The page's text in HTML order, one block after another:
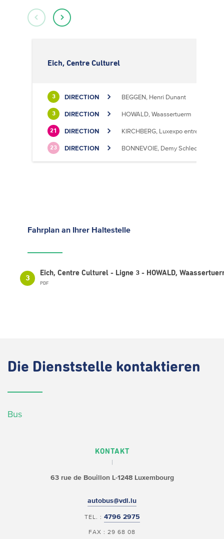
Eich, Centre Culturel
3 DIRECTION BEGGEN, Henri Dunant
3 DIRECTION HOWALD, Waassertuerm
21 DIRECTION KIRCHBERG, Luxexpo entrée Sud
23 DIRECTION BONNEVOIE, Demy Schlechter
Fahrplan an Ihrer Haltestelle
3
Eich, Centre Culturel - Ligne 3 - HOWALD,
PDF
Die Dienststelle kontaktieren
Bus
KONTAKT
63 rue de BouillonL-1248 Luxembourg
autobus@vdl.lu
TEL. : 4796 2975
FAX : 29 68 08